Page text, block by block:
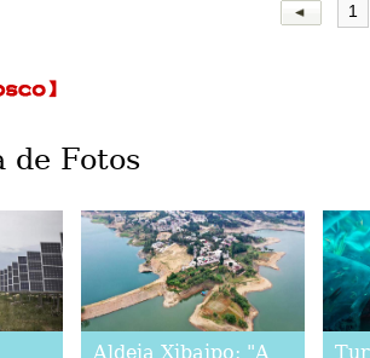
1
de Fotos
Aldeia Xibaipo: "A